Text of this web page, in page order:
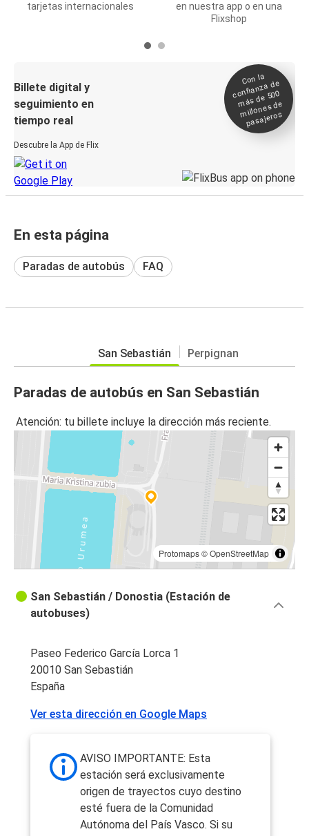
tarjetas internacionales
en nuestra app o en una
Flixshop
Billete digital y
seguimiento en
tiempo real
Descubre la App de Flix
Con la
confianza de
más de 500
millones de
pasajeros
En esta página
Paradas de autobús FAQ
San Sebastián Perpignan
Paradas de autobús en San Sebastián
Atención: tu billete incluye la dirección más reciente.
Protomaps©OpenStreetMap
San Sebastián / Donostia (Estación de
autobuses)
Paseo Federico García Lorca 1
20010 San Sebastián
España
Ver esta dirección en Google Maps
AVISO IMPORTANTE: Esta
estación será exclusivamente
origen de trayectos cuyo destino
esté fuera de la Comunidad
Autónoma del País Vasco. Si su